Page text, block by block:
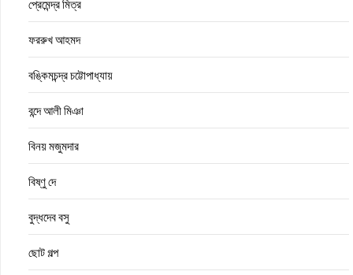
প্রেমেন্দ্র মিত্র
ফররুখ আহমদ
বঙ্কিমচন্দ্র চট্টোপাধ্যায়
বন্দে আলী মিঞা
বিনয় মজুমদার
বিষ্ণু দে
বুদ্ধদেব বসু
ছোট গল্প